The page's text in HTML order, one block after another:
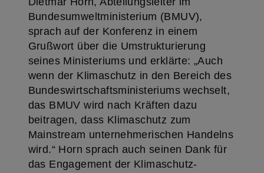
Bundesumweltministerium (BMUV),
sprach auf der Konferenz in einem
Grußwort über die Umstrukturierung
seines Ministeriums und erklärte: „Auch
wenn der Klimaschutz in den Bereich des
Bundeswirtschaftsministeriums wechselt,
das BMUV wird nach Kräften dazu
beitragen, dass Klimaschutz zum
Mainstream unternehmerischen Handelns
wird.“ Horn sprach auch seinen Dank für
das Engagement der Klimaschutz-